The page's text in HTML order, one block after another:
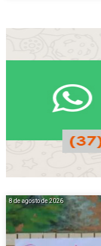
8 de agosto de 2026